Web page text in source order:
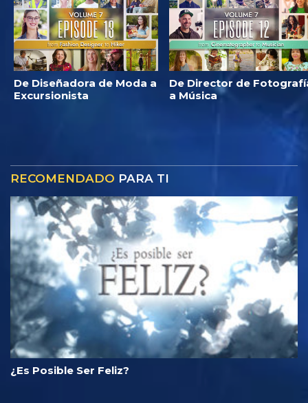
De Diseñadora de Moda a
Excursionista
De Director de
a Música
RECOMENDADO PARA TI
¿Es Posible Ser Feliz?